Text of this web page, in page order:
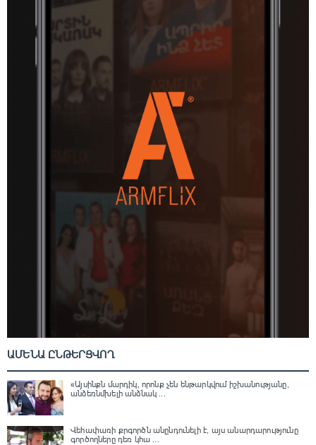
ԱՄԵՆԱ ԸՆԹԵՐՑՎՈՂ
«Այսինքն մարդիկ, որոնք չեն ենթարկվում իշխանությանը,
անձեռնմխելի անձնակ ...
Վեհափառի քրգործն անընդունելի է, այս անարդարությունը
գործողները դեռ կհա ...